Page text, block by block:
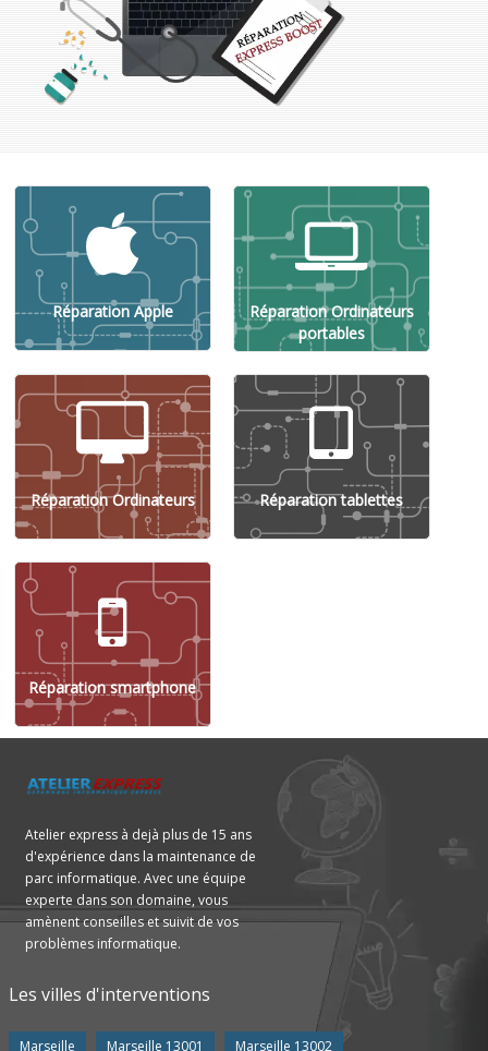
Réparation Apple
Réparation Ordinateurs
portables
Réparation Ordinateurs Réparation tablettes
Réparation smartphone
Atelier express à dejà plus de 15 ans
d'expérience dans la maintenance de
parc informatique. Avec une équipe
experte dans son domaine, vous
amènent conseilles et suivit de vos
problèmes informatique.
Les villes d'interventions
Marseille Marseille 13001 Marseille 13002